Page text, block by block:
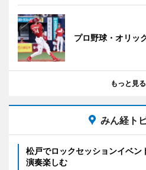
プロ野球・オリッ
もっと見る
みん経ト
松戸でロックセッションイベ
演奏楽しむ